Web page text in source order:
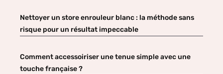
Nettoyer un store enrouleur blanc : la méthode sans
risque pour un résultat impeccable
Comment accessoiriser une tenue simple avec une
touche française ?